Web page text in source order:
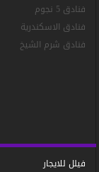
فنادق 5 نجوم
فنادق الاسكندرية
فنادق شرم الشيخ
فيلل للايجار